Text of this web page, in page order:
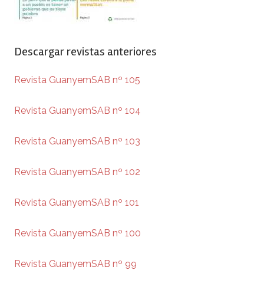
Descargar revistas anteriores
Revista GuanyemSAB nº 105
Revista GuanyemSAB nº 104
Revista GuanyemSAB nº 103
Revista GuanyemSAB nº 102
Revista GuanyemSAB nº 101
Revista GuanyemSAB nº 100
Revista GuanyemSAB nº 99